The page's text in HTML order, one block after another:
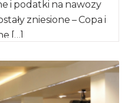
i podatki na nawozy
zniesione – Copa i
[…]